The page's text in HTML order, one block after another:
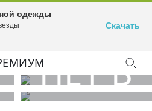
одежды
Скачать